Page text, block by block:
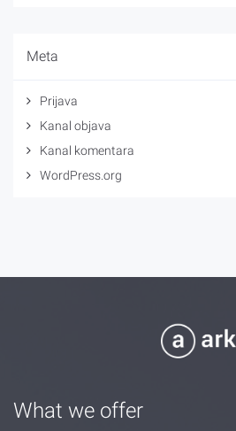
Meta
Prijava
Kanal objava
Kanal komentara
WordPress.org
What we offer